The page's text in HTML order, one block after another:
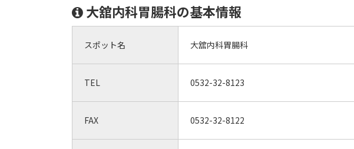
大舘内科胃腸科の基本情報
スポット名 大舘内科胃腸科
TEL 0532-32-8123
FAX 0532-32-8122